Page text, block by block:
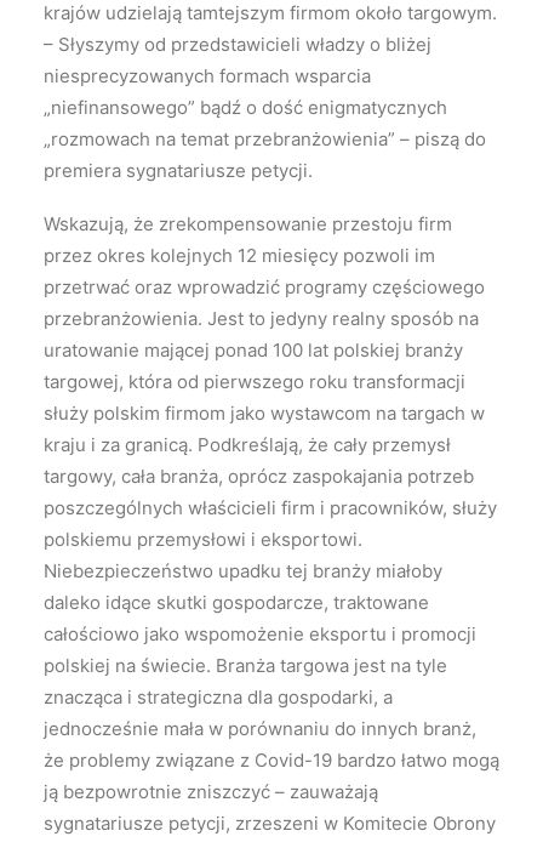
krajów udzielają tamtejszym firmom około targowym.
– Słyszymy od przedstawicieli władzy o bliżej
niesprecyzowanych formach wsparcia
„niefinansowego” bądź o dość enigmatycznych
„rozmowach na temat przebranżowienia” – piszą do
premiera sygnatariusze petycji.
Wskazują, że zrekompensowanie przestoju firm
przez okres kolejnych 12 miesięcy pozwoli im
przetrwać oraz wprowadzić programy częściowego
przebranżowienia. Jest to jedyny realny sposób na
uratowanie mającej ponad 100 lat polskiej branży
targowej, która od pierwszego roku transformacji
służy polskim firmom jako wystawcom na targach w
kraju i za granicą. Podkreślają, że cały przemysł
targowy, cała branża, oprócz zaspokajania potrzeb
poszczególnych właścicieli firm i pracowników, służy
polskiemu przemysłowi i eksportowi.
Niebezpieczeństwo upadku tej branży miałoby
daleko idące skutki gospodarcze, traktowane
całościowo jako wspomożenie eksportu i promocji
polskiej na świecie. Branża targowa jest na tyle
znacząca i strategiczna dla gospodarki, a
jednocześnie mała w porównaniu do innych branż,
że problemy związane z Covid-19 bardzo łatwo mogą
ją bezpowrotnie zniszczyć – zauważają
sygnatariusze petycji, zrzeszeni w Komitecie Obrony